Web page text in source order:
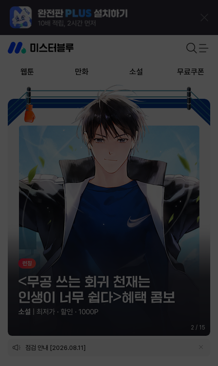
웹툰 만화 소설 무료쿠폰
2 / 15
점검 안내 [2026.08.11]